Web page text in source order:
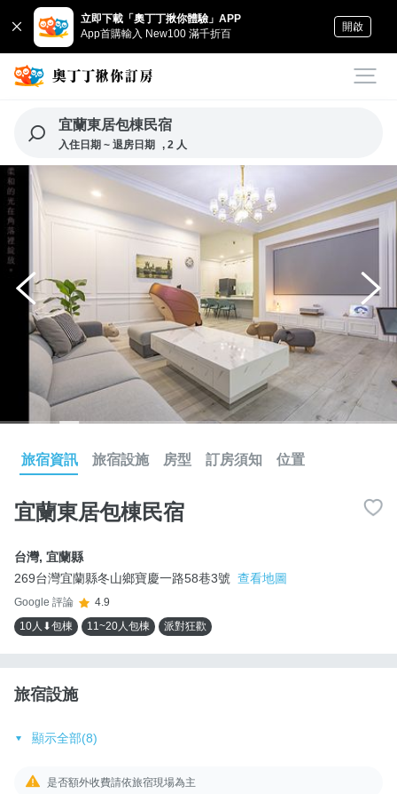
立即下載「奧丁丁揪你體驗」APP
App首購輸入 New100 滿千折百
開啟
宜蘭東居包棟民宿
入住日期 ~ 退房日期 , 2 人
旅宿資訊 旅宿設施 房型 訂房須知 位置
宜蘭東居包棟民宿
台灣, 宜蘭縣
269台灣宜蘭縣冬山鄉寶慶一路58巷3號 查看地圖
Google 評論
4.9
10人⬇包棟
11~20人包棟 派對狂歡
旅宿設施
顯示全部(8)
是否額外收費請依旅宿現場為主